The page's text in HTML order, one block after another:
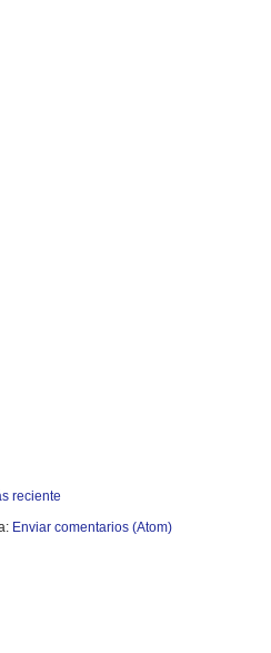
reciente
Enviar comentarios (Atom)